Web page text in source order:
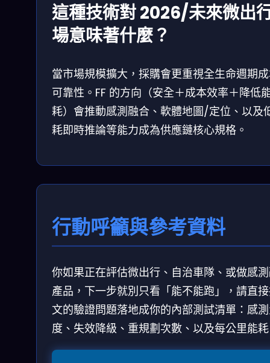
這種技術對 2026/未來微出
場意味著什麼？
當市場規模擴大，採購會更重視全生命週期
可靠性。FF 的方向（安全＋成本效率＋降低
耗）會推動感測融合、軟體地圖/定位、以及
耗即時推論等能力成為供應鏈核心規格。
行動呼籲與參考資料
你如果正在評估微出行、自治車隊、或做感
產品，下一步就別只看「能不能跑」，請直
文的驗證問題落地成你的內部測試清單：感
度、失效降級、重規劃次數、以及每公里能